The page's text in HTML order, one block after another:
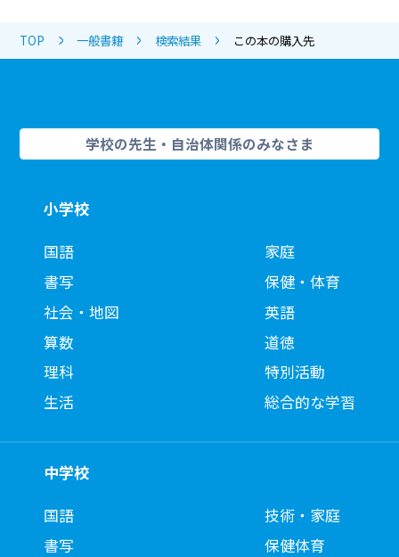
TOP 一般書籍 検索結果 この本の購入先
学校の先生・自治体関係のみなさま
小学校
国語
書写
社会・地図
算数
理科
生活
家庭
保健・体育
英語
道徳
特別活動
総合的な学習
中学校
国語
書写
技術・家庭
保健体育